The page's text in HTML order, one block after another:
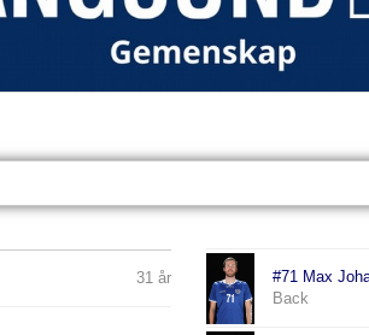
31 år
#71 Max
Back